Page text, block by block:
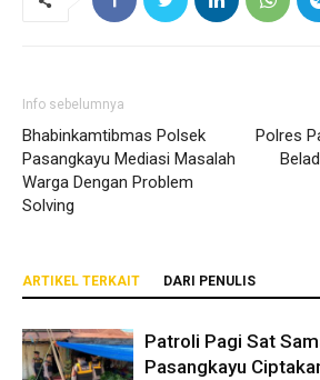
Info sebelumnya
Bhabinkamtibmas Polsek
Pasangkayu Mediasi Masalah
Warga Dengan Problem
Solving
Polres
ARTIKEL TERKAIT DARI PENULIS
Patroli Pagi Sat
Pasangkayu